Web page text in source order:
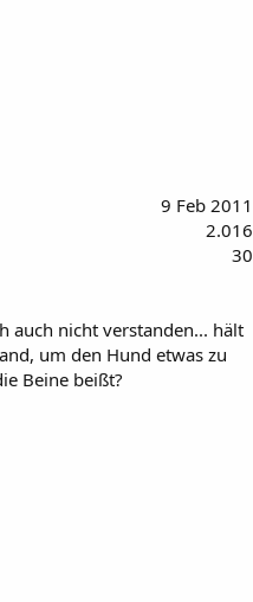
9 Feb 2011
2.016
30
auch nicht verstanden... hält
um den Hund etwas zu
Beine beißt?